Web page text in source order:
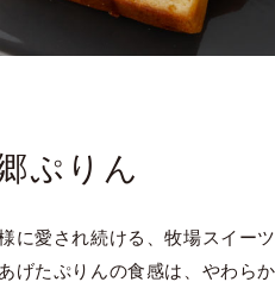
ぷりん
に愛され続ける、牧場スイー
げたぷりんの食感は、やわら